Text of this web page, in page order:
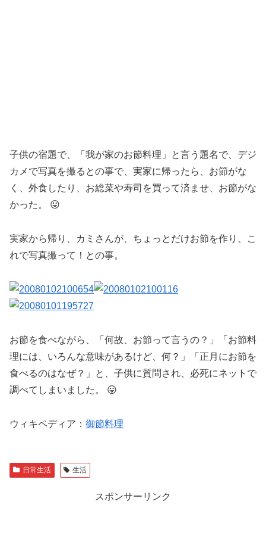
子供の宿題で、「我が家のお節料理」と言う題名で、デジ
カメで写真を撮るとの事で、実家に帰ったら、お節がな
く、外食したり、お総菜や寿司を買って済ませ、お節がな
かった。 😛
実家から帰り、カミさんが、ちょっとだけお節を作り、こ
れで写真撮って！との事。
お節を食べながら、「何故、お節って言うの？」「お節料
理には、いろんな意味があるけど、何？」「正月にお節を
食べるのはなぜ？」と、子供に質問され、必死にネットで
調べてしまいました。 😛
ウィキペディア： 御節料理
日常生活 生活
スポンサーリンク